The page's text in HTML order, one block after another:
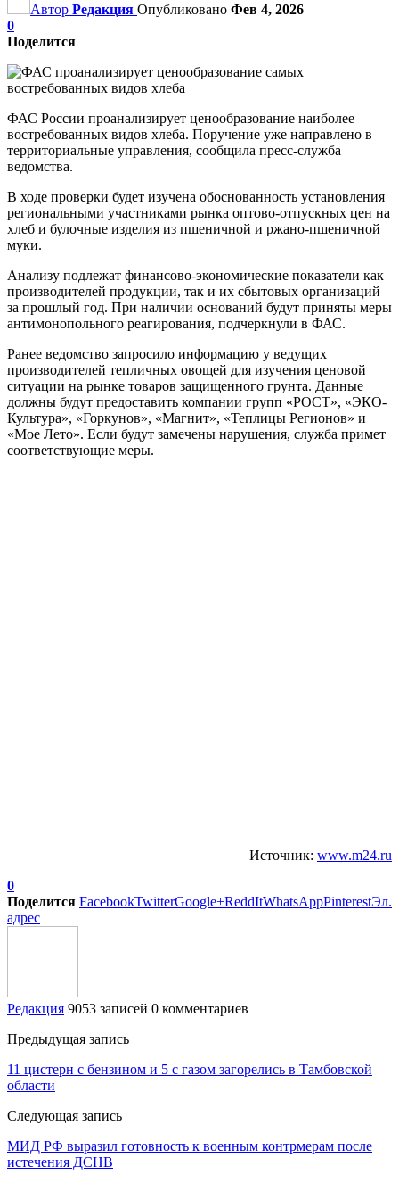
Автор Редакция Опубликовано Фев 4, 2026
0
Поделится
ФАС России проанализирует ценообразование наиболее
востребованных видов хлеба. Поручение уже направлено в
территориальные управления, сообщила пресс-служба
ведомства.
В ходе проверки будет изучена обоснованность установления
региональными участниками рынка оптово-отпускных цен на
хлеб и булочные изделия из пшеничной и ржано-пшеничной
муки.
Анализу подлежат финансово-экономические показатели как
производителей продукции, так и их сбытовых организаций
за прошлый год. При наличии оснований будут приняты меры
антимонопольного реагирования, подчеркнули в ФАС.
Ранее ведомство запросило информацию у ведущих
производителей тепличных овощей для изучения ценовой
ситуации на рынке товаров защищенного грунта. Данные
должны будут предоставить компании групп «РОСТ», «ЭКО-
Культура», «Горкунов», «Магнит», «Теплицы Регионов» и
«Мое Лето». Если будут замечены нарушения, служба примет
соответствующие меры.
Источник: www.m24.ru
0
Поделится FacebookTwitterGoogle+ReddItWhatsAppPinterestЭл.
адрес
Редакция 9053 записей 0 комментариев
Предыдущая запись
11 цистерн с бензином и 5 с газом загорелись в Тамбовской
области
Следующая запись
МИД РФ выразил готовность к военным контрмерам после
истечения ДСНВ